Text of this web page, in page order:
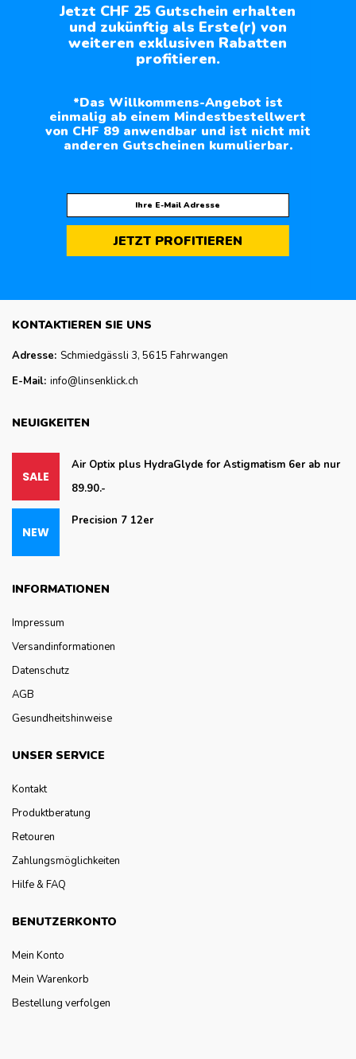
Jetzt CHF 25 Gutschein erhalten
und zukünftig als Erste(r) von
weiteren exklusiven Rabatten
profitieren.
*Das Willkommens-Angebot ist
einmalig ab einem Mindestbestellwert
von CHF 89 anwendbar und ist nicht mit
anderen Gutscheinen kumulierbar.
JETZT PROFITIEREN
KONTAKTIEREN SIE UNS
Adresse: Schmiedgässli 3, 5615 Fahrwangen
E-Mail: info@linsenklick.ch
NEUIGKEITEN
Air Optix plus HydraGlyde for Astigmatism 6er ab nur
89.90.-
Precision 7 12er
INFORMATIONEN
Impressum
Versandinformationen
Datenschutz
AGB
Gesundheitshinweise
UNSER SERVICE
Kontakt
Produktberatung
Retouren
Zahlungsmöglichkeiten
Hilfe & FAQ
BENUTZERKONTO
Mein Konto
Mein Warenkorb
Bestellung verfolgen